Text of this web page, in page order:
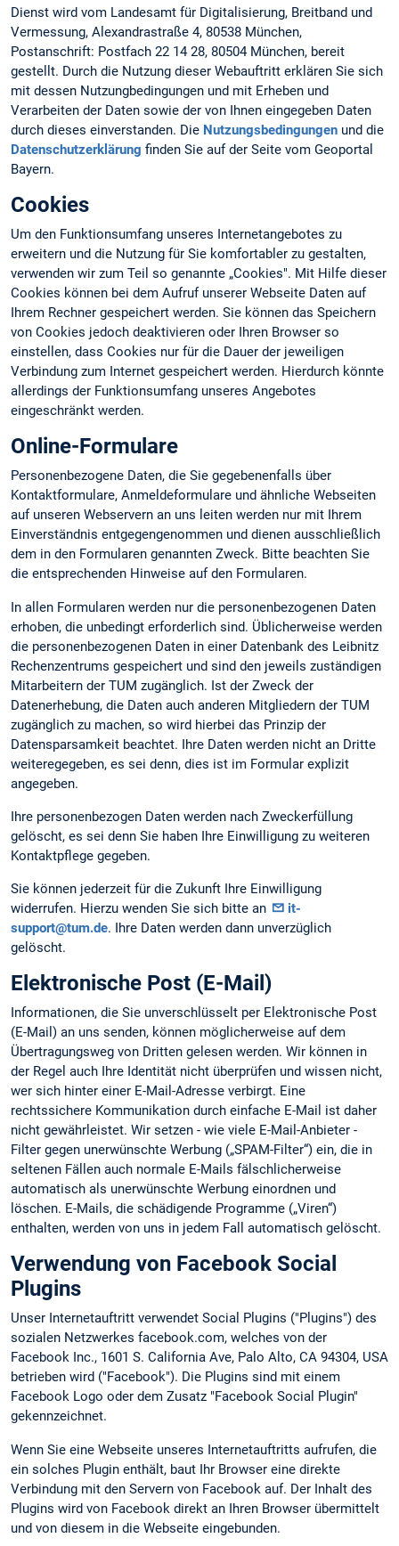
Dienst wird vom Landesamt für Digitalisierung, Breitband und
Vermessung, Alexandrastraße 4, 80538 München,
Postanschrift: Postfach 22 14 28, 80504 München, bereit
gestellt. Durch die Nutzung dieser Webauftritt erklären Sie sich
mit dessen Nutzungbedingungen und mit Erheben und
Verarbeiten der Daten sowie der von Ihnen eingegeben Daten
durch dieses einverstanden. Die Nutzungsbedingungen und die
Datenschutzerklärung finden Sie auf der Seite vom Geoportal
Bayern.
Cookies
Um den Funktionsumfang unseres Internetangebotes zu
erweitern und die Nutzung für Sie komfortabler zu gestalten,
verwenden wir zum Teil so genannte „Cookies". Mit Hilfe dieser
Cookies können bei dem Aufruf unserer Webseite Daten auf
Ihrem Rechner gespeichert werden. Sie können das Speichern
von Cookies jedoch deaktivieren oder Ihren Browser so
einstellen, dass Cookies nur für die Dauer der jeweiligen
Verbindung zum Internet gespeichert werden. Hierdurch könnte
allerdings der Funktionsumfang unseres Angebotes
eingeschränkt werden.
Online-Formulare
Personenbezogene Daten, die Sie gegebenenfalls über
Kontaktformulare, Anmeldeformulare und ähnliche Webseiten
auf unseren Webservern an uns leiten werden nur mit Ihrem
Einverständnis entgegengenommen und dienen ausschließlich
dem in den Formularen genannten Zweck. Bitte beachten Sie
die entsprechenden Hinweise auf den Formularen.
In allen Formularen werden nur die personenbezogenen Daten
erhoben, die unbedingt erforderlich sind. Üblicherweise werden
die personenbezogenen Daten in einer Datenbank des Leibnitz
Rechenzentrums gespeichert und sind den jeweils zuständigen
Mitarbeitern der TUM zugänglich. Ist der Zweck der
Datenerhebung, die Daten auch anderen Mitgliedern der TUM
zugänglich zu machen, so wird hierbei das Prinzip der
Datensparsamkeit beachtet. Ihre Daten werden nicht an Dritte
weiteregegeben, es sei denn, dies ist im Formular explizit
angegeben.
Ihre personenbezogen Daten werden nach Zweckerfüllung
gelöscht, es sei denn Sie haben Ihre Einwilligung zu weiteren
Kontaktpflege gegeben.
Sie können jederzeit für die Zukunft Ihre Einwilligung
widerrufen. Hierzu wenden Sie sich bitte an
it-
support@tum.de. Ihre Daten werden dann unverzüglich
gelöscht.
Elektronische Post (E-Mail)
Informationen, die Sie unverschlüsselt per Elektronische Post
(E-Mail) an uns senden, können möglicherweise auf dem
Übertragungsweg von Dritten gelesen werden. Wir können in
der Regel auch Ihre Identität nicht überprüfen und wissen nicht,
wer sich hinter einer E-Mail-Adresse verbirgt. Eine
rechtssichere Kommunikation durch einfache E-Mail ist daher
nicht gewährleistet. Wir setzen - wie viele E-Mail-Anbieter -
Filter gegen unerwünschte Werbung („SPAM-Filter“) ein, die in
seltenen Fällen auch normale E-Mails fälschlicherweise
automatisch als unerwünschte Werbung einordnen und
löschen. E-Mails, die schädigende Programme („Viren“)
enthalten, werden von uns in jedem Fall automatisch gelöscht.
Verwendung von Facebook Social
Plugins
Unser Internetauftritt verwendet Social Plugins ("Plugins") des
sozialen Netzwerkes facebook.com, welches von der
Facebook Inc., 1601 S. California Ave, Palo Alto, CA 94304, USA
betrieben wird ("Facebook"). Die Plugins sind mit einem
Facebook Logo oder dem Zusatz "Facebook Social Plugin"
gekennzeichnet.
Wenn Sie eine Webseite unseres Internetauftritts aufrufen, die
ein solches Plugin enthält, baut Ihr Browser eine direkte
Verbindung mit den Servern von Facebook auf. Der Inhalt des
Plugins wird von Facebook direkt an Ihren Browser übermittelt
und von diesem in die Webseite eingebunden.